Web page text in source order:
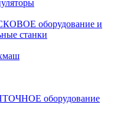
оборудование и
станки
оборудование